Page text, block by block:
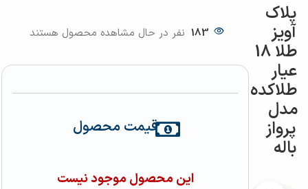
پلاک
آویز
طلا 18
عیار
طلاکده
مدل
پرواز
باله
183 نفر در حال مشاهده محصول هستند
قیمت محصول
این محصول موجود نیست